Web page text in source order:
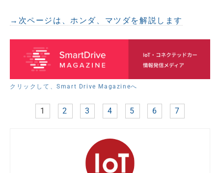
→次ページは、ホンダ、マツダを解説します
クリックして、Smart Drive Magazineへ
1 2 3 4 5 6 7